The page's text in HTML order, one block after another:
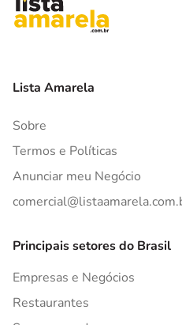
Lista Amarela
Sobre
Termos e Políticas
Anunciar meu Negócio
Principais setores do Brasil
Empresas e Negócios
Restaurantes